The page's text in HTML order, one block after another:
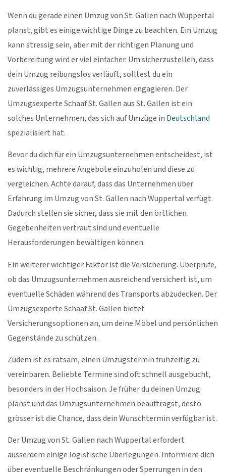
Wenn du gerade einen Umzug von St. Gallen nach Wuppertal
planst, gibt es einige wichtige Dinge zu beachten. Ein Umzug
kann stressig sein, aber mit der richtigen Planung und
Vorbereitung wird er viel einfacher. Um sicherzustellen, dass
dein Umzug reibungslos verläuft, solltest du ein
zuverlässiges Umzugsunternehmen engagieren. Der
Umzugsexperte Schaaf St. Gallen aus St. Gallen ist ein
solches Unternehmen, das sich auf Umzüge in Deutschland
spezialisiert hat.
Bevor du dich für ein Umzugsunternehmen entscheidest, ist
es wichtig, mehrere Angebote einzuholen und diese zu
vergleichen. Achte darauf, dass das Unternehmen über
Erfahrung im Umzug von St. Gallen nach Wuppertal verfügt.
Dadurch stellen sie sicher, dass sie mit den örtlichen
Gegebenheiten vertraut sind und eventuelle
Herausforderungen bewältigen können.
Ein weiterer wichtiger Faktor ist die Versicherung. Überprüfe,
ob das Umzugsunternehmen ausreichend versichert ist, um
eventuelle Schäden während des Transports abzudecken. Der
Umzugsexperte Schaaf St. Gallen bietet
Versicherungsoptionen an, um deine Möbel und persönlichen
Gegenstände zu schützen.
Zudem ist es ratsam, einen Umzugstermin frühzeitig zu
vereinbaren. Beliebte Termine sind oft schnell ausgebucht,
besonders in der Hochsaison. Je früher du deinen Umzug
planst und das Umzugsunternehmen beauftragst, desto
grösser ist die Chance, dass dein Wunschtermin verfügbar ist.
Der Umzug von St. Gallen nach Wuppertal erfordert
ausserdem einige logistische Überlegungen. Informiere dich
über eventuelle Beschränkungen oder Sperrungen in den